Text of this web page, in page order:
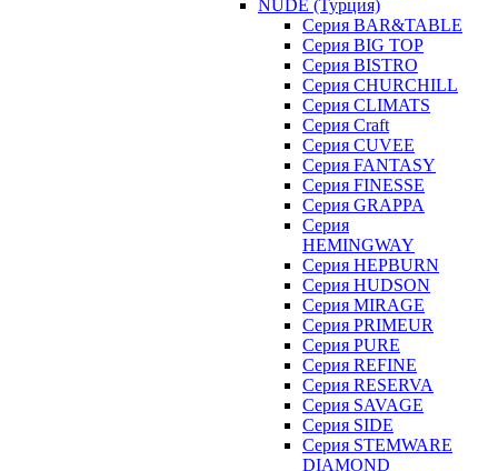
NUDE (Турция)
Серия BAR&TABLE
Серия BIG TOP
Серия BISTRO
Серия CHURCHILL
Серия CLIMATS
Серия Craft
Серия CUVEE
Серия FANTASY
Серия FINESSE
Серия GRAPPA
Серия
HEMINGWAY
Серия HEPBURN
Серия HUDSON
Серия MIRAGE
Серия PRIMEUR
Серия PURE
Серия REFINE
Серия RESERVA
Серия SAVAGE
Серия SIDE
Серия STEMWARE
DIAMOND